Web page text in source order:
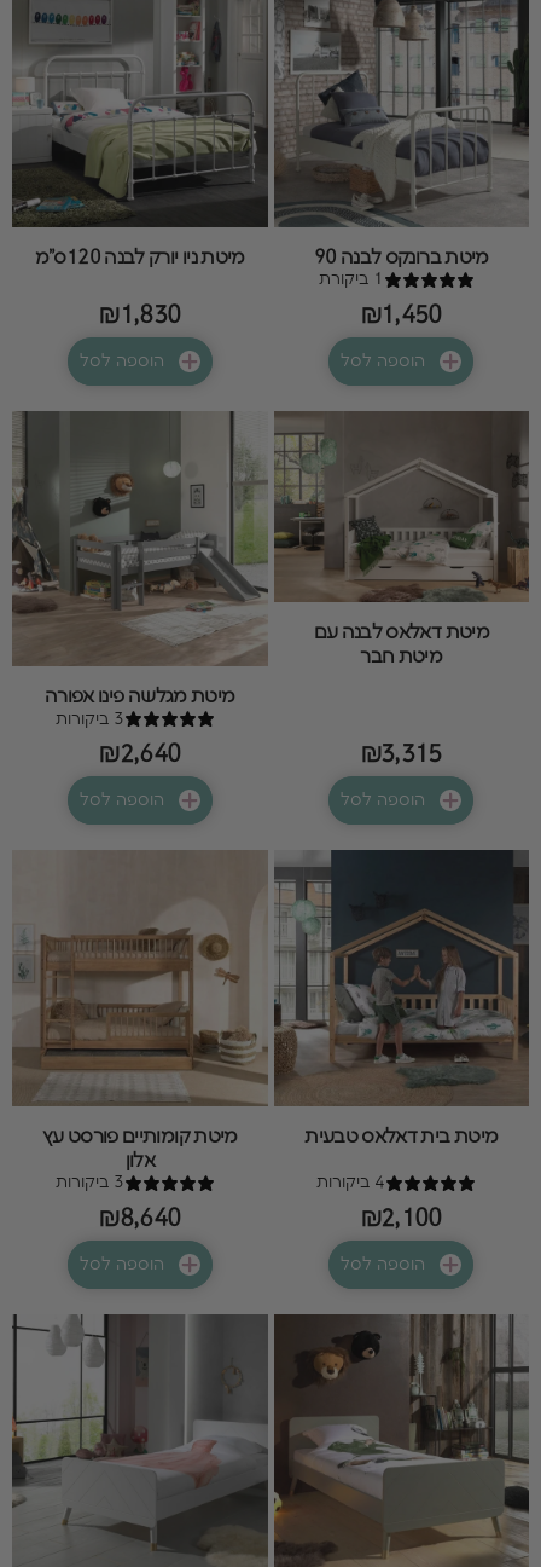
מיטת ברונקס לבנה 90
1 ביקורת
₪1,450
הוספה לסל
מיטת ניו יורק לבנה 120ס"מ
₪1,830
הוספה לסל
מיטת דאלאס לבנה עם
מיטת חבר
₪3,315
הוספה לסל
מיטת מגלשה פינו אפורה
3 ביקורות
₪2,640
הוספה לסל
מיטת בית דאלאס טבעית
4 ביקורות
₪2,100
הוספה לסל
מיטת קומותיים פורסט עץ
אלון
3 ביקורות
₪8,640
הוספה לסל